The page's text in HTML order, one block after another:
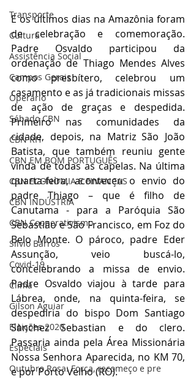
Transporte
Cultura
Assistência Social
Campos Gerais
Operário
Sábado CBN
CBN RH
CBN EM BOM PORTUGUÊS
CBN ECONOMIA E FINANÇAS
CBN INDÚSTRIA
CBN Cooperativismo
Silvio Barros
Covid-19
Clima
Gilson Aguiar
Eleições 2020
Especiais
Outubro Rosa: Força, recomeço e pre
E os últimos dias na Amazônia foram
de celebração e comemoração.
Padre Osvaldo participou da
ordenação de Thiago Mendes Alves
como presbítero, celebrou um
casamento e as já tradicionais missas
de ação de graças e despedida.
Primeiro nas comunidades da
cidade, depois, na Matriz São João
Batista, que também reuniu gente
vinda de todas as capelas. Na última
quarta-feira, aconteceu o envio do
padre Thiago – que é filho de
Canutama - para a Paróquia São
Sebastião e São Francisco, em Foz do
Belo Monte. O pároco, padre Eder
Assunção, veio buscá-lo,
concelebrando a missa de envio.
Padre Osvaldo viajou à tarde para
Lábrea, onde, na quinta-feira, se
despediria do bispo Dom Santiago
Sànchez Sebastian e do clero.
Passaria ainda pela Área Missionária
Nossa Senhora Aparecida, no KM 70,
e por Porto Velho (RO).